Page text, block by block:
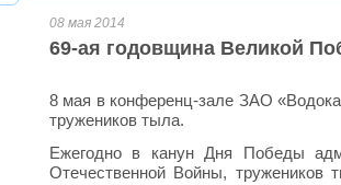
08 мая 2014
69-ая годовщина Великой
8 мая в конференц-зале ЗАО
тружеников тыла.
Ежегодно в канун Дня Победы
Отечественной Войны, тружеников